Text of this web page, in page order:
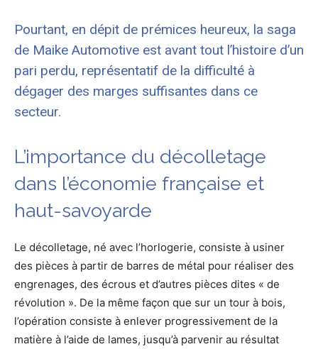
Pourtant, en dépit de prémices heureux, la saga
de Maike Automotive est avant tout l’histoire d’un
pari perdu, représentatif de la difficulté à
dégager des marges suffisantes dans ce
secteur.
L’importance du décolletage
dans l’économie française et
haut-savoyarde
Le décolletage, né avec l’horlogerie, consiste à usiner
des pièces à partir de barres de métal pour réaliser des
engrenages, des écrous et d’autres pièces dites « de
révolution ». De la même façon que sur un tour à bois,
l’opération consiste à enlever progressivement de la
matière à l’aide de lames, jusqu’à parvenir au résultat